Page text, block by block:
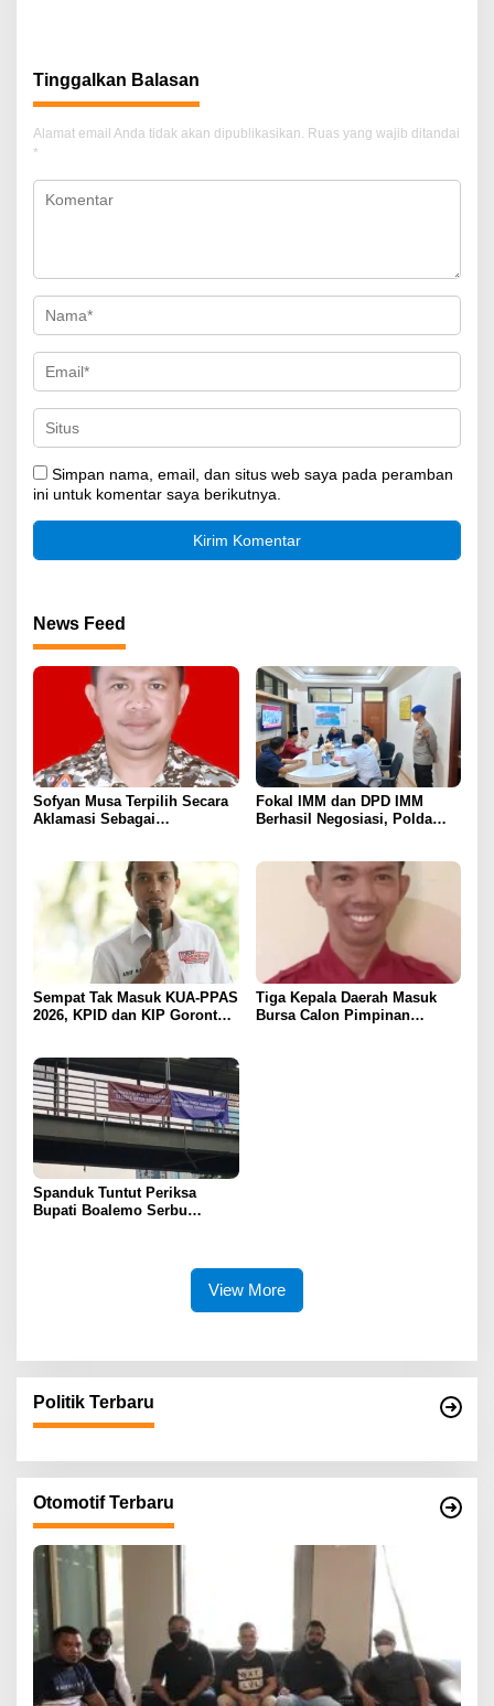
Tinggalkan Balasan
Alamat email Anda tidak akan dipublikasikan. Ruas yang wajib ditandai
*
Simpan nama, email, dan situs web saya pada peramban
ini untuk komentar saya berikutnya.
News Feed
Sofyan Musa Terpilih Secara
Aklamasi Sebagai
2025–2029
Fokal IMM dan DPD IMM
Berhasil Negosiasi, Polda
Sempat Tak Masuk KUA-PPAS
2026, KPID dan KIP Gorontalo
Tiga Kepala Daerah Masuk
Bursa Calon Pimpinan
Spanduk Tuntut Periksa
Bupati Boalemo Serbu
View More
Politik Terbaru
Otomotif Terbaru